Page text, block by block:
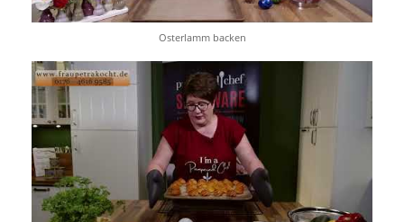
Osterlamm backen